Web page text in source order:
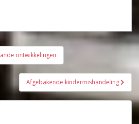
ontwikkelingen
Afgebakende kindermishandeling